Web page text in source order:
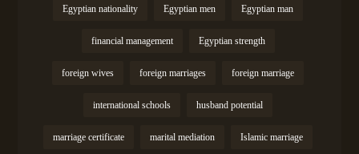
Egyptian man
Egyptian men
Egyptian nationality
Egyptian strength
financial management
foreign marriage
foreign marriages
foreign wives
husband potential
international schools
Islamic marriage
marital mediation
marriage certificate